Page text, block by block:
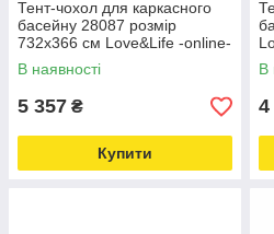
Тент-чохол для каркасного
басейну 28087 розмір
732х366 см Love&Life -online-
multimarket-
В наявності
5 357 ₴
Купити
В
4